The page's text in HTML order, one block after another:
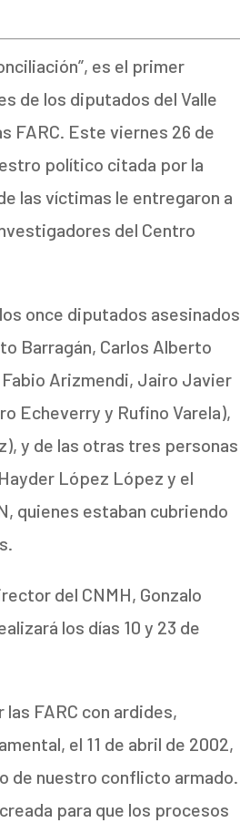
es el primer
de los diputados del Valle
FARC. Este viernes 26 de
político citada por la
las víctimas le entregaron a
del Centro
once diputados asesinados
Barragán, Carlos Alberto
Arizmendi, Jairo Javier
Echeverry y Rufino Varela),
y de las otras tres personas
López López y el
quienes estaban cubriendo
del CNMH, Gonzalo
los días 10 y 23 de
FARC con ardides,
el 11 de abril de 2002,
de nuestro conflicto armado.
para que los procesos